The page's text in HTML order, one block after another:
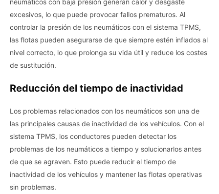
excesivos, lo que puede provocar fallos prematuros. Al
controlar la presión de los neumáticos con el sistema TPMS,
las flotas pueden asegurarse de que siempre estén inflados al
nivel correcto, lo que prolonga su vida útil y reduce los costes
de sustitución.
Reducción del tiempo de inactividad
Los problemas relacionados con los neumáticos son una de
las principales causas de inactividad de los vehículos. Con el
sistema TPMS, los conductores pueden detectar los
problemas de los neumáticos a tiempo y solucionarlos antes
de que se agraven. Esto puede reducir el tiempo de
inactividad de los vehículos y mantener las flotas operativas
sin problemas.